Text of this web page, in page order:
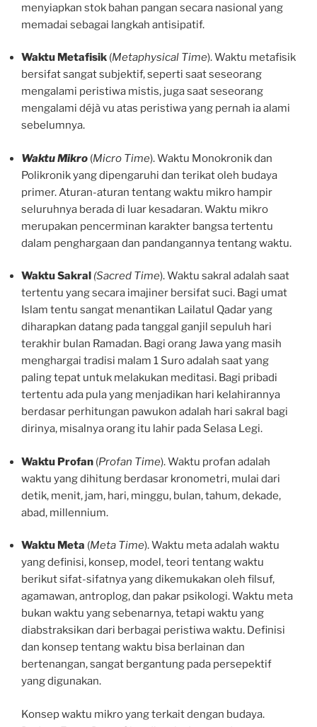
menyiapkan stok bahan pangan secara nasional yang
memadai sebagai langkah antisipatif.
Waktu Metafisik (Metaphysical Time). Waktu metafisik
bersifat sangat subjektif, seperti saat seseorang
mengalami peristiwa mistis, juga saat seseorang
mengalami déjà vu atas peristiwa yang pernah ia alami
sebelumnya.
Waktu Mikro (Micro Time). Waktu Monokronik dan
Polikronik yang dipengaruhi dan terikat oleh budaya
primer. Aturan-aturan tentang waktu mikro hampir
seluruhnya berada di luar kesadaran. Waktu mikro
merupakan pencerminan karakter bangsa tertentu
dalam penghargaan dan pandangannya tentang waktu.
Waktu Sakral (Sacred Time). Waktu sakral adalah saat
tertentu yang secara imajiner bersifat suci. Bagi umat
Islam tentu sangat menantikan Lailatul Qadar yang
diharapkan datang pada tanggal ganjil sepuluh hari
terakhir bulan Ramadan. Bagi orang Jawa yang masih
menghargai tradisi malam 1 Suro adalah saat yang
paling tepat untuk melakukan meditasi. Bagi pribadi
tertentu ada pula yang menjadikan hari kelahirannya
berdasar perhitungan pawukon adalah hari sakral bagi
dirinya, misalnya orang itu lahir pada Selasa Legi.
Waktu Profan (Profan Time). Waktu profan adalah
waktu yang dihitung berdasar kronometri, mulai dari
detik, menit, jam, hari, minggu, bulan, tahum, dekade,
abad, millennium.
Waktu Meta (Meta Time). Waktu meta adalah waktu
yang definisi, konsep, model, teori tentang waktu
berikut sifat-sifatnya yang dikemukakan oleh filsuf,
agamawan, antroplog, dan pakar psikologi. Waktu meta
bukan waktu yang sebenarnya, tetapi waktu yang
diabstraksikan dari berbagai peristiwa waktu. Definisi
dan konsep tentang waktu bisa berlainan dan
bertenangan, sangat bergantung pada persepektif
yang digunakan.
Konsep waktu mikro yang terkait dengan budaya.